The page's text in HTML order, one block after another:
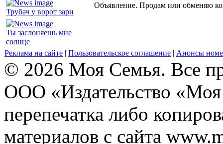
Трубач у ворот зари
Ты заслоняешь мне
солнце
Объявление. Продам или обменяю
Реклама на сайте | Пользовательское соглашение | Анонсы
© 2026 Моя Семья. Все
ООО «Издательство
перепечатка либо
материалов с сайта